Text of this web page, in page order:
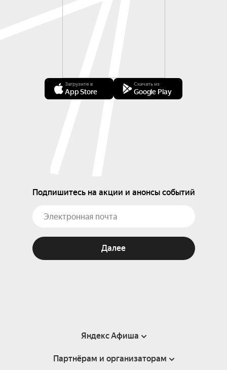
Загрузите в
App Store
Скачать из
Google Play
Подпишитесь на акции и анонсы событий
Далее
Яндекс Афиша
Справка
Партнёрам и организаторам